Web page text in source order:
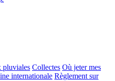
pluviales Collectes Où jeter mes
internationale Règlement sur